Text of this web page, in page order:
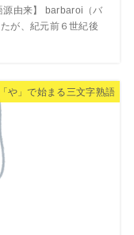
源由来】 barbaroi（バ
が、紀元前６世紀後
「や」で始まる三文字熟語